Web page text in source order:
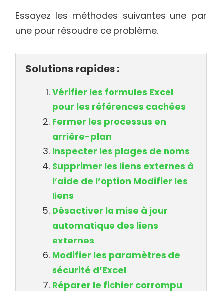
Essayez les méthodes suivantes une par
une pour résoudre ce problème.
Solutions rapides :
Vérifier les formules Excel
pour les références cachées
Fermer les processus en
arrière-plan
Inspecter les plages de noms
Supprimer les liens externes à
l’aide de l’option Modifier les
liens
Désactiver la mise à jour
automatique des liens
externes
Modifier les paramètres de
sécurité d’Excel
Réparer le fichier corrompu